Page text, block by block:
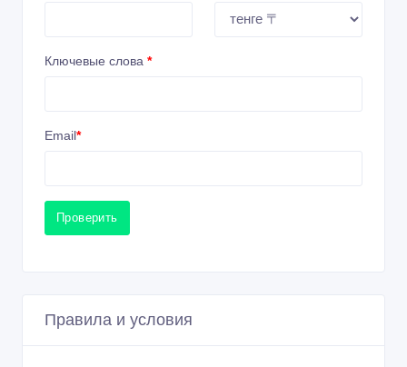
Ключевые слова *
Email*
Проверить
Правила и условия